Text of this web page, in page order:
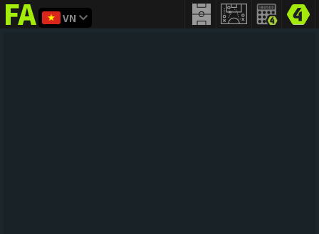
FIFAaddict
VN